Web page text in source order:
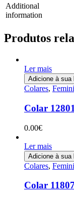
Additional
information
Produtos
Ler mais
Adicione à sua
Colares,
Colar
0.00€
Ler mais
Adicione à sua
Colares,
Colar